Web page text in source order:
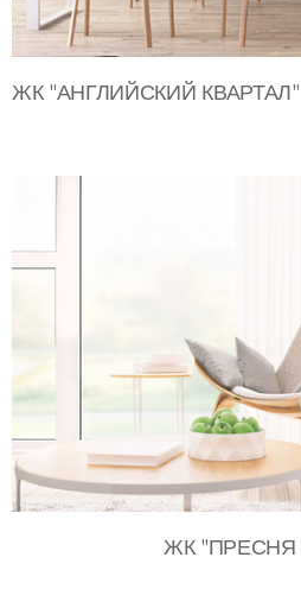
ЖК "АНГЛИЙСКИЙ КВАРТАЛ"
ЖК "ПРЕСНЯ